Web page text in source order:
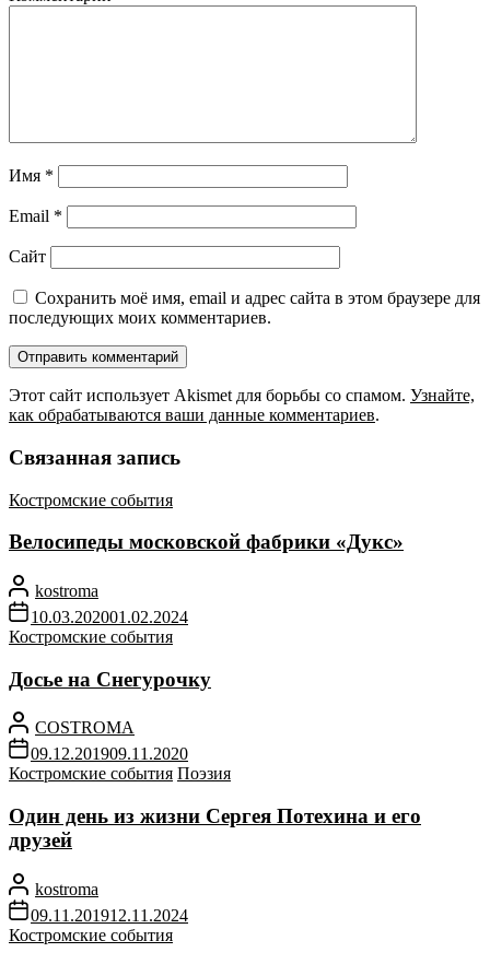
Имя *
Email *
Сайт
Сохранить моё имя, email и адрес сайта в этом браузере для
последующих моих комментариев.
Этот сайт использует Akismet для борьбы со спамом. Узнайте,
как обрабатываются ваши данные комментариев.
Связанная запись
Костромские события
Велосипеды московской фабрики «Дукс»
kostroma
10.03.202001.02.2024
Костромские события
Досье на Снегурочку
COSTROMA
09.12.201909.11.2020
Костромские события Поэзия
Один день из жизни Сергея Потехина и его
друзей
kostroma
09.11.201912.11.2024
Костромские события